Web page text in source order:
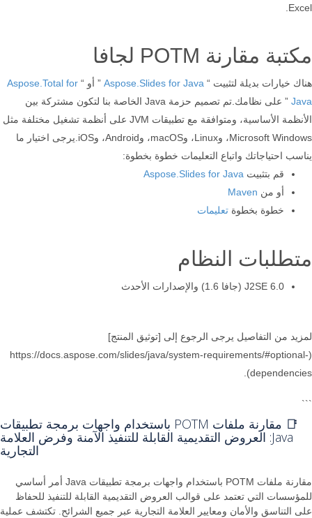
Excel.
مكتبة مقارنة POTM لجافا
هناك خيارات بديلة لتثبيت “ Aspose.Slides for Java ” أو “ Aspose.Total for
Java
” على نظامك.تم تصميم حزمة Java الخاصة بنا لتكون مشتركة بين
الأنظمة الأساسية، ومتوافقة مع تطبيقات JVM على أنظمة تشغيل مختلفة مثل
Microsoft Windows، وLinux، وmacOS، وAndroid، وiOS.يرجى اختيار ما
يناسب احتياجاتك واتباع التعليمات خطوة بخطوة:
قم بتثبيت Aspose.Slides for Java
أو من Maven
خطوة بخطوة تعليمات
متطلبات النظام
J2SE 6.0 (جافا 1.6) والإصدارات الأحدث
لمزيد من التفاصيل يرجى الرجوع إلى [توثيق المنتج]
(https://docs.aspose.com/slides/java/system-requirements/#optional-
dependencies).
```
📑 مقارنة ملفات POTM باستخدام واجهات برمجة تطبيقات
Java: العروض التقديمية القابلة للتنفيذ الآمنة وفرض العلامة
التجارية
مقارنة ملفات POTM باستخدام واجهات برمجة تطبيقات Java أمر أساسي
للمؤسسات التي تعتمد على قوالب العروض التقديمية القابلة للتنفيذ للحفاظ
على التناسق والأمان ومعايير العلامة التجارية عبر جميع الشرائح. تكتشف عملية